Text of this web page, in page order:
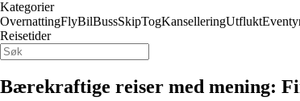
Kategorier
OvernattingFlyBilBussSkipTogKanselleringUtflukt
Reisetider
Bærekraftige reiser med mening: